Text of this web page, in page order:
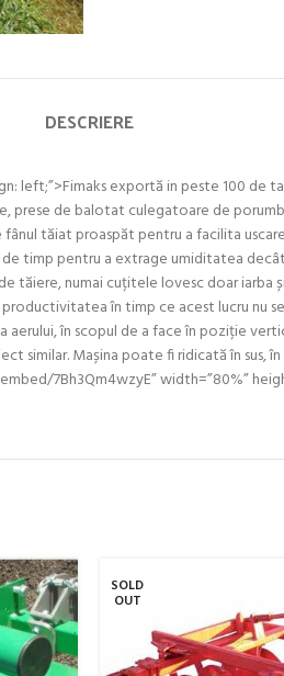
DESCRIERE
exportă in peste 100 de
de balotat culegatoare de
tăiat proaspăt pentru a facilita
timp pentru a extrage umiditatea
numai cuțitele lovesc doar
în timp ce acest lucru nu
în scopul de a face în poziție
similar. Mașina poate fi ridicată în
7Bh3Qm4wzyE” width=”80%”
SOLD
OUT